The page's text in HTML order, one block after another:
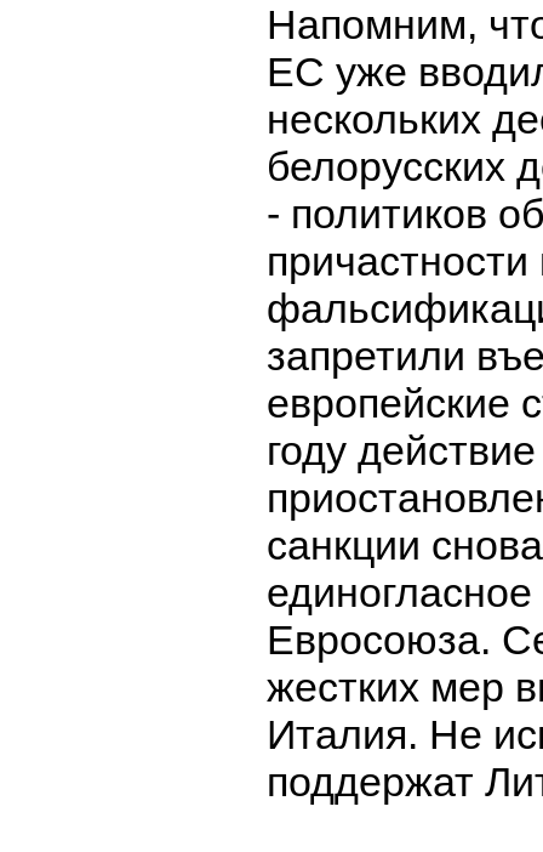
Напомним,
ЕС уже
нескольких
белорусских
- политиков
причастности
запретили
европейские
году
санкции
Евросоюза.
жестких мер
Италия. Не
поддержат